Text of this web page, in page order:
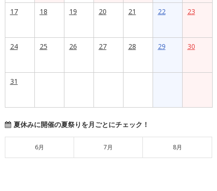
17
18 19 20 21 22 23
24 25 26 27 28 29 30
31
夏休みに開催の夏祭りを月ごとにチェック！
6月 7月 8月